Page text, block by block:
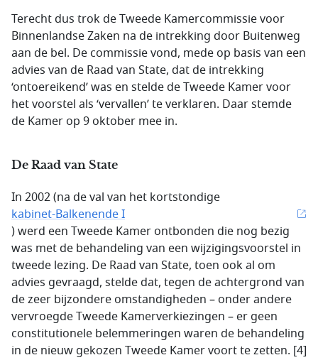
Terecht dus trok de Tweede Kamercommissie voor
Binnenlandse Zaken na de intrekking door Buitenweg
aan de bel. De commissie vond, mede op basis van een
advies van de Raad van State, dat de intrekking
‘ontoereikend’ was en stelde de Tweede Kamer voor
het voorstel als ‘vervallen’ te verklaren. Daar stemde
de Kamer op 9 oktober mee in.
De Raad van State
In 2002 (na de val van het kortstondige
kabinet-Balkenende I
) werd een Tweede Kamer ontbonden die nog bezig
was met de behandeling van een wijzigingsvoorstel in
tweede lezing. De Raad van State, toen ook al om
advies gevraagd, stelde dat, tegen de achtergrond van
de zeer bijzondere omstandigheden – onder andere
vervroegde Tweede Kamerverkiezingen – er geen
constitutionele belemmeringen waren de behandeling
in de nieuw gekozen Tweede Kamer voort te zetten. [4]